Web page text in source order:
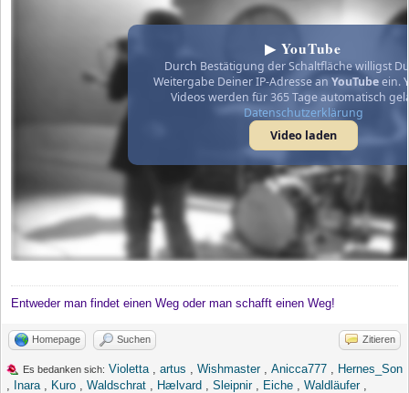
▶ YouTube
Durch Bestätigung der Schaltfläche willigst
Weitergabe Deiner IP-Adresse an YouTubeein.
Videos werden für 365 Tage automatisch
Datenschutzerklärung
Video laden
Entweder man findet einen Weg oder man schafft einen Weg!
Homepage Suchen Zitieren
Es bedanken sich: Violetta artus Wishmaster, Anicca777
Hernes_Son
Inara Kuro Waldschrat Hælvard Sleipnir, Eiche Waldläufer,